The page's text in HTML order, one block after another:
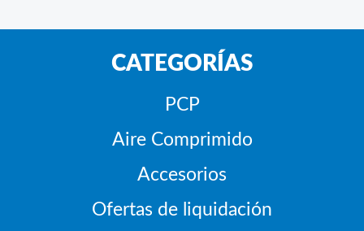
CATEGORÍAS
PCP
Aire Comprimido
Accesorios
Ofertas de liquidación